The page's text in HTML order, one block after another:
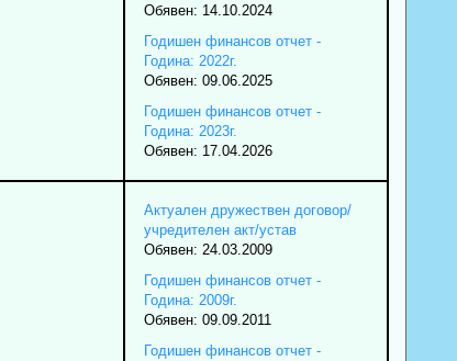
Обявен: 14.10.2024
Годишен финансов отчет -
Година: 2022г.
Обявен: 09.06.2025
Годишен финансов отчет -
Година: 2023г.
Обявен: 17.04.2026
Актуален дружествен договор/
учредителен акт/устав
Обявен: 24.03.2009
Годишен финансов отчет -
Година: 2009г.
Обявен: 09.09.2011
Годишен финансов отчет -